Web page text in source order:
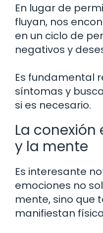
En lugar de
fluyan, nos
en un ciclo de
negativos y
Es fundamental
síntomas y
si es necesario.
La
y la mente
Es interesante
emociones no
mente, sino que
manifiestan